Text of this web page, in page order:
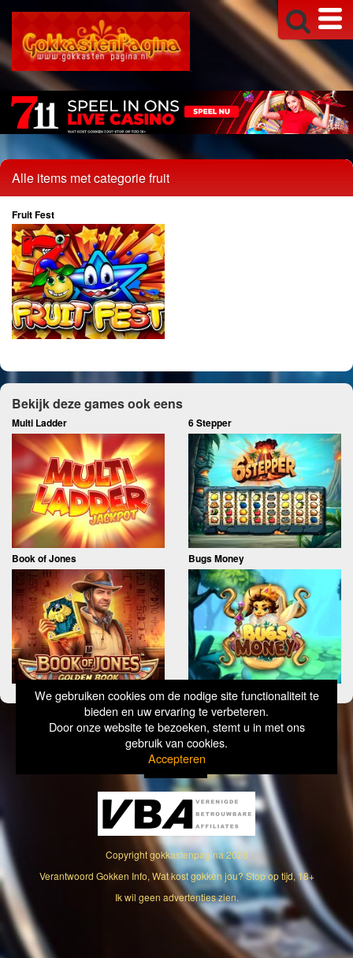
We gebruiken cookies om de nodige site functionaliteit te
bieden en uw ervaring te verbeteren.
Door onze website te bezoeken, stemt u in met ons
gebruik van cookies.
Accepteren
Alle items met categorie fruit
Fruit Fest
Bekijk deze games ook eens
Multi Ladder 6 Stepper
Book of Jones Bugs Money
Copyrightgokkastenpagina2026
Verantwoord Gokken Info, Wat kost gokken jou? Stop op tijd, 18+
Ik wil geen advertenties zien.